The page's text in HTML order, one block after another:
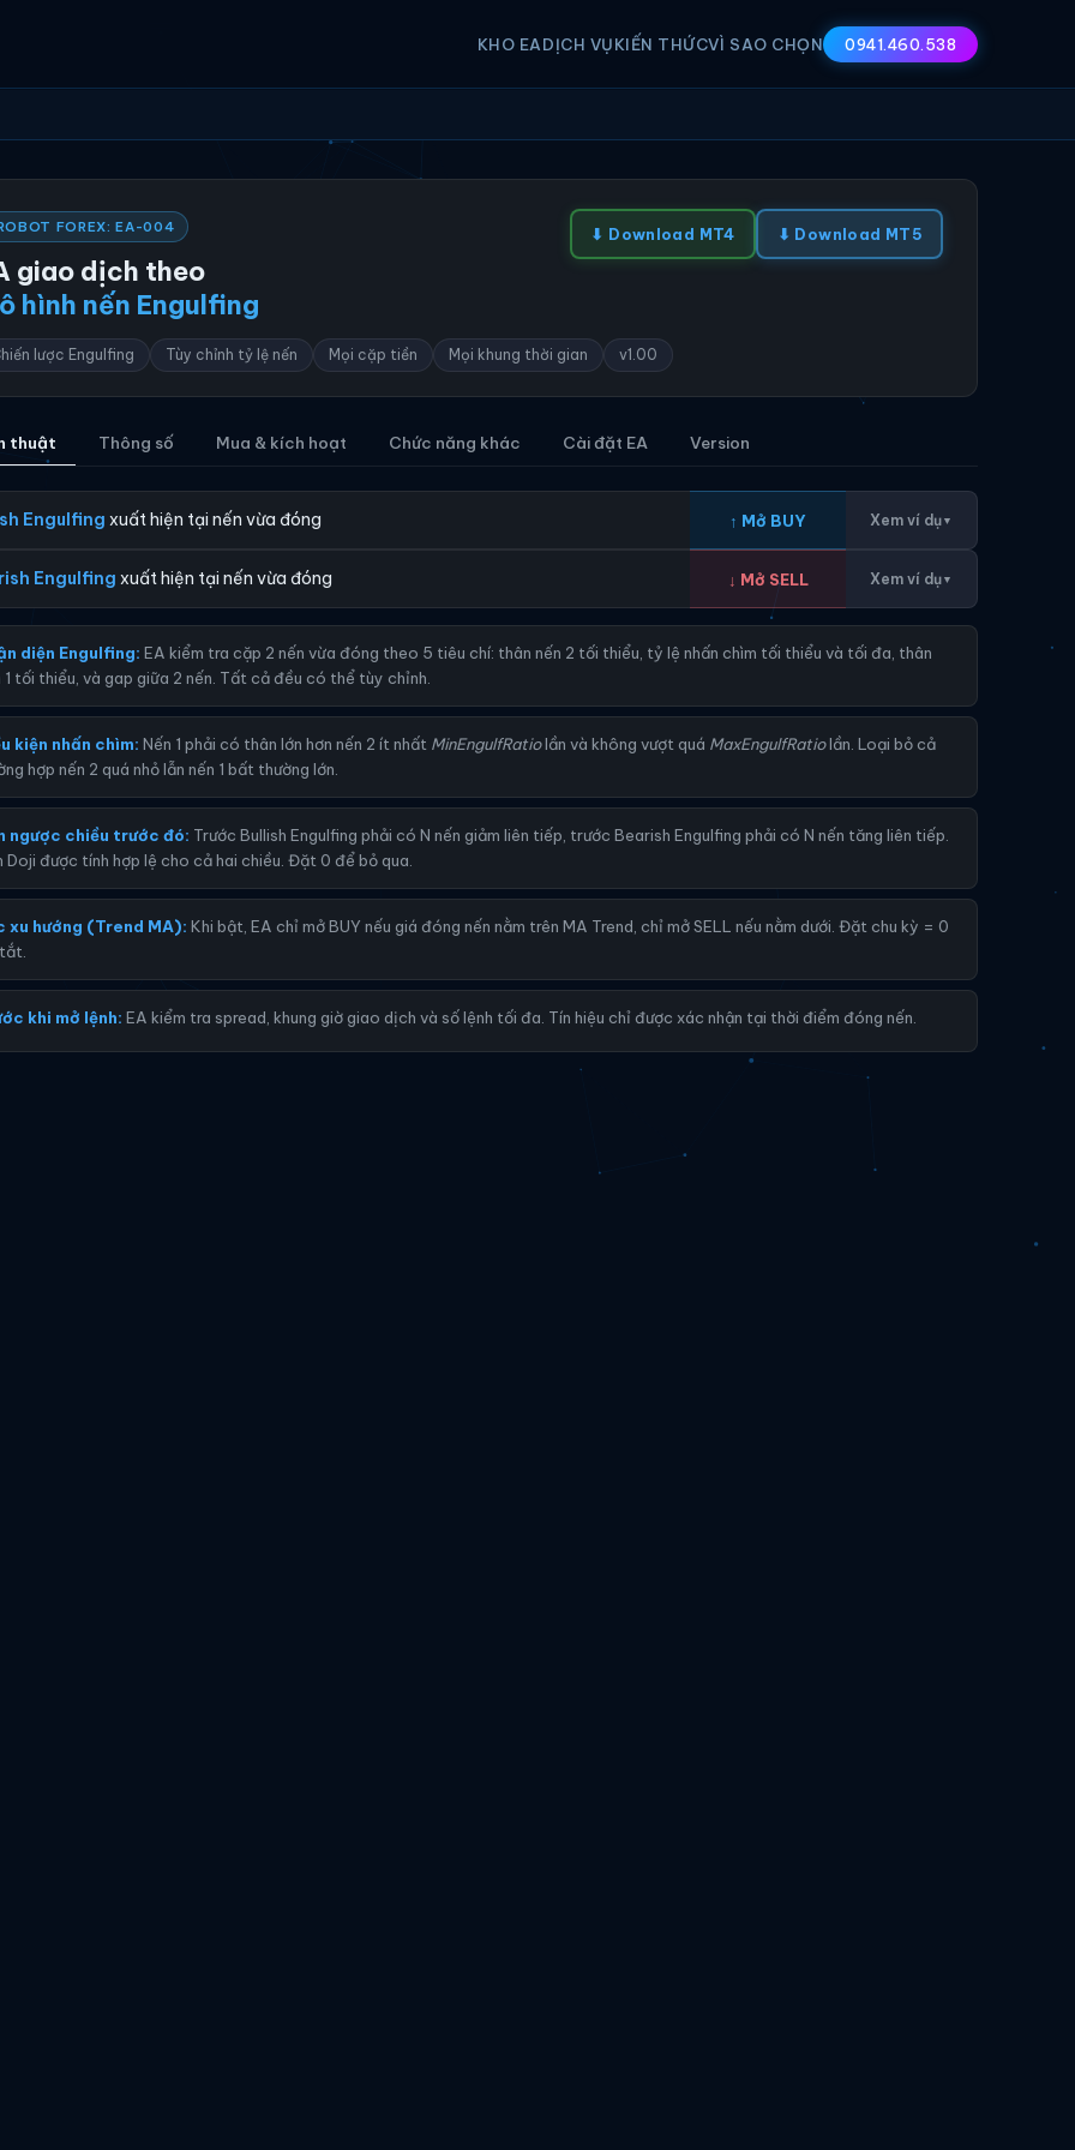
KHO EADỊCH VỤKIẾN THỨCVÌ SAO CHỌN 0941.460.538
FOREX: EA-004
giao dịch theo
hình nến Engulfing
⬇ Download MT4 ⬇ Download MT5
lược Engulfing Tùy chỉnh tỷ lệ nến Mọi cặp tiền Mọi khung thời gian v1.00
thuật Thông số Mua & kích hoạt Chức năng khác Cài đặt EA Version
Engulfing xuất hiện tại nến vừa đóng ↑ Mở BUY Xem ví dụ▼
ENGULFING → TÍN HIỆU BUY
tăng Nến giảm Bullish Engulfing → BUY
Engulfing xuất hiện tại nến vừa đóng ↓ Mở SELL Xem ví dụ▼
tăng Nến giảm Bearish Engulfing → SELL
diện Engulfing: EA kiểm tra cặp 2 nến vừa đóng theo 5 tiêu chí: thân nến 2 tối thiểu, tỷ lệ nhấn chìm tối thiểu và tối đa, thân
1 tối thiểu, và gap giữa 2 nến. Tất cả đều có thể tùy chỉnh.
kiện nhấn chìm: Nến 1 phải có thân lớn hơn nến 2 ít nhất MinEngulfRatiolần và không vượt quá MaxEngulfRatiolần. Loại bỏ cả
hợp nến 2 quá nhỏ lẫn nến 1 bất thường lớn.
ngược chiều trước đó: Trước Bullish Engulfing phải có N nến giảm liên tiếp, trước Bearish Engulfing phải có N nến tăng liên tiếp.
Doji được tính hợp lệ cho cả hai chiều. Đặt 0 để bỏ qua.
xu hướng (Trend MA): Khi bật, EA chỉ mở BUY nếu giá đóng nến nằm trên MA Trend, chỉ mở SELL nếu nằm dưới. Đặt chu kỳ = 0
khi mở lệnh: EA kiểm tra spread, khung giờ giao dịch và số lệnh tối đa. Tín hiệu chỉ được xác nhận tại thời điểm đóng nến.